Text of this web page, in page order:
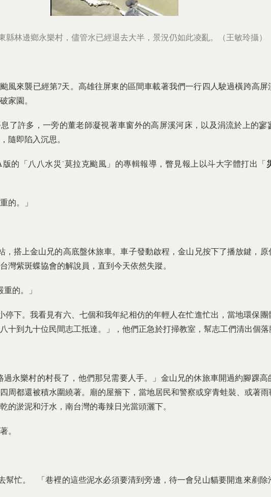
縣林邊鄉永樂村，儘管水已經退去大半，景況仍如此凌亂。（王敏玲攝）
來襲已經第7天。高雄往屏東的區間車載著我們一行四人駛過橫跨高屏
家園。
許多，一旁的董老師凝視著車窗外的高屏溪河床，以及涓流於上的寥
隨即陷入沉思。
「八八水災˙莫拉克颱風」的專輯報導，瞥見報上以斗大字體打出「
的。」
上金山兄的高底盤休旅車。車子發動啟程，金山兄按下了播放鍵，原
灣紫斑蝶協會的解說員，直到今天依然失蹤。
的。」
。我看見有六、七個和我年紀相仿的年輕人在忙進忙出，當地環保團
十到九十位民間志工抵達。」，他們正急於打掃教室，幫志工們清出個落
樂村的村長了，他們那兒需要人手。」金山兄的休旅車開過約腳踝高
周都還被積水圍繞著。廟的屋簷下，當地居民和警察或穿青蛙裝、或著
的淤泥和汙水，南台灣的毒辣日光當頭灑下。
。
忙。 「巷裡的這些泥水必須要清到旁邊，待一會兒山貓要開進來剷除